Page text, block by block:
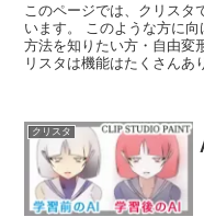
このページでは、クリスタ
います。 このような方に
方法を知りたい方・自由変
リスタは機能はたくさんあ
クリスタ